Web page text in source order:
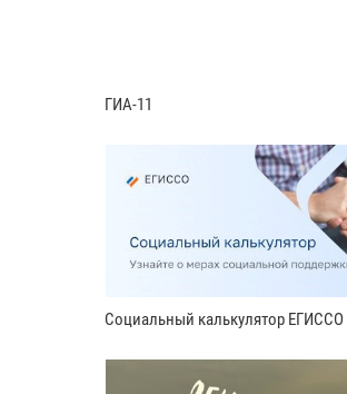
ГИА-11
Социальный калькулятор ЕГИССО